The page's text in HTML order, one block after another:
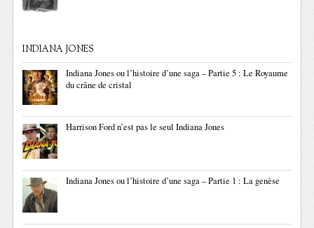
INDIANA JONES
Indiana Jones ou l’histoire d’une saga – Partie 5 : Le Royaume
du crâne de cristal
Harrison Ford n’est pas le seul Indiana Jones
Indiana Jones ou l’histoire d’une saga – Partie 1 : La genèse